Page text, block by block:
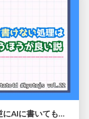
どうせキレイに書けない処理は逆にAIに書いてもらうほうが良い説 / #kyotojs 22